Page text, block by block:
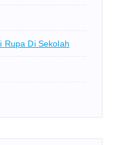
Rupa Di Sekolah